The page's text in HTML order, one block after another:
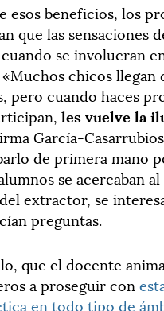
esos beneficios, los
que las sensaciones
se involucran
chicos llegan
pero cuando haces
les vuelve la
García-
de primera mano
se acercaban
extractor, se
preguntas.
que el docente
a proseguir con
en todo tipo de